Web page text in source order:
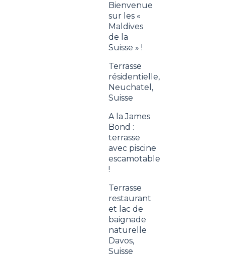
Bienvenue
sur les «
Maldives
de la
Suisse » !
Terrasse
résidentielle,
Neuchatel,
Suisse
A la James
Bond :
terrasse
avec piscine
escamotable
!
Terrasse
restaurant
et lac de
baignade
naturelle
Davos,
Suisse